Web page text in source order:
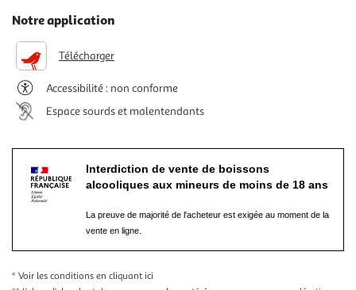
Notre application
Télécharger
Accessibilité : non conforme
Espace sourds et malentendants
Interdiction de vente de boissons
alcooliques aux mineurs de moins de 18 ans
La preuve de majorité de l'acheteur est exigée au moment de la
vente en ligne.
* Voir les conditions en cliquant ici